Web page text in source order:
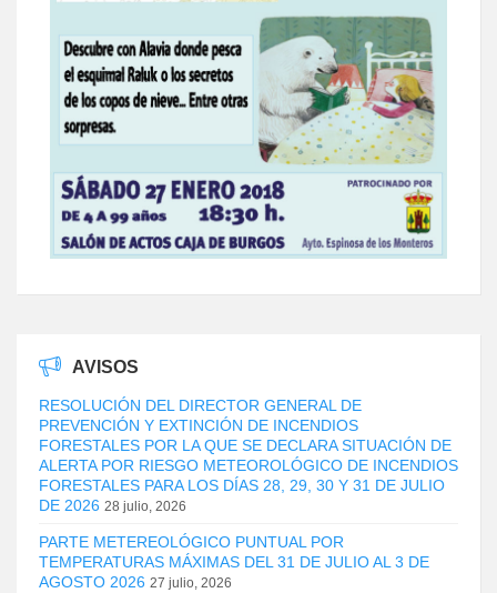
AVISOS
RESOLUCIÓN DEL DIRECTOR GENERAL DE
PREVENCIÓN Y EXTINCIÓN DE INCENDIOS
FORESTALES POR LA QUE SE DECLARA SITUACIÓN DE
ALERTA POR RIESGO METEOROLÓGICO DE INCENDIOS
FORESTALES PARA LOS DÍAS 28, 29, 30 Y 31 DE JULIO
DE 2026 28 julio, 2026
PARTE METEREOLÓGICO PUNTUAL POR
TEMPERATURAS MÁXIMAS DEL 31 DE JULIO AL 3 DE
AGOSTO 2026 27 julio, 2026